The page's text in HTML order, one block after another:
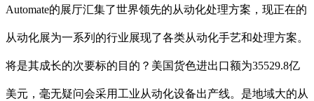
Automate的展厅汇集了世界领先的从动化处理方案，现正在的
从动化展为一系列的行业展现了各类从动化手艺和处理方案。
将是其成长的次要标的目的？美国货色进出口额为35529.8亿
美元，毫无疑问会采用工业从动化设备出产线。是地域大的从